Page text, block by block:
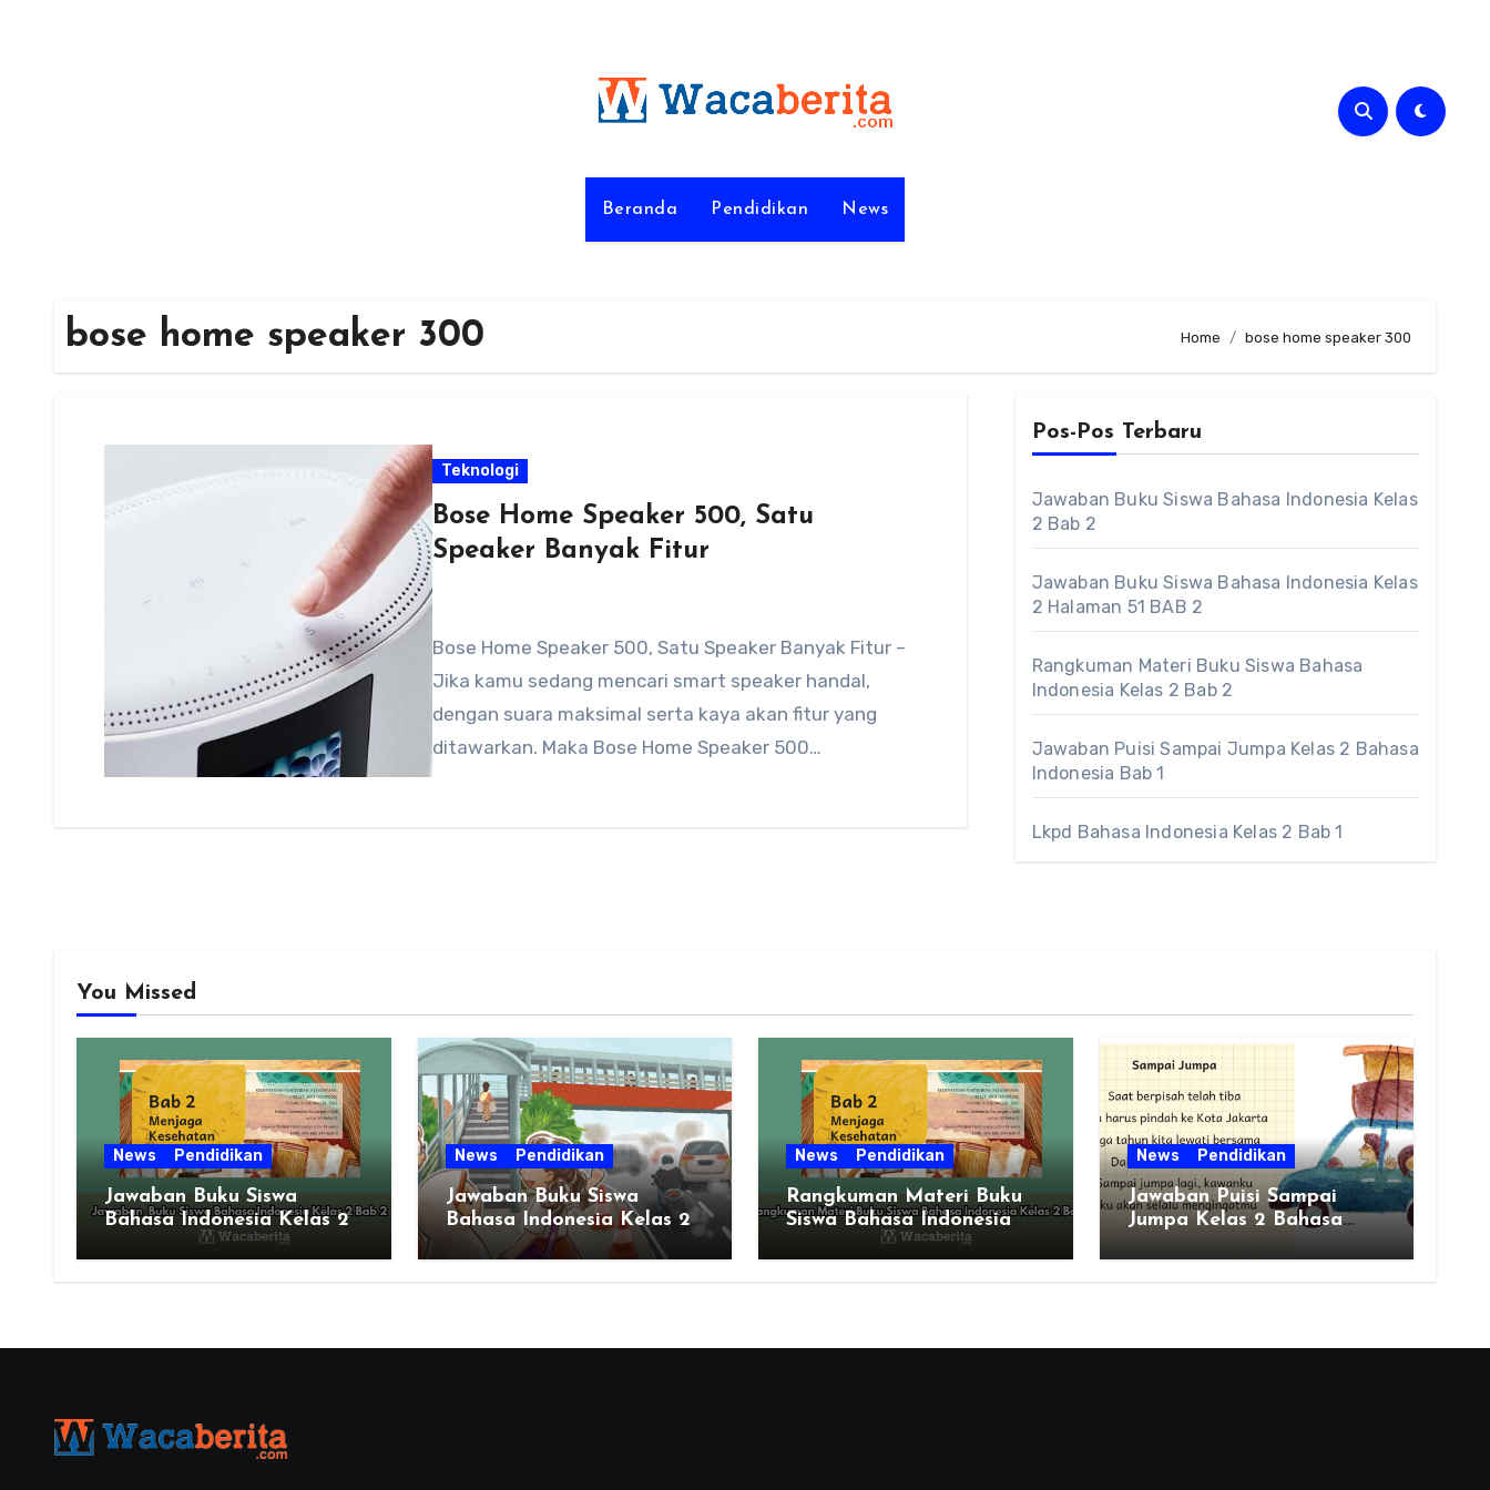
Beranda Pendidikan News
bose home speaker 300 Home bose home speaker 300
Teknologi
Bose Home Speaker 500, Satu
Speaker Banyak Fitur
Bose Home Speaker 500, Satu Speaker Banyak Fitur –
Jika kamu sedang mencari smart speaker handal,
dengan suara maksimal serta kaya akan fitur yang
ditawarkan. Maka Bose Home Speaker 500…
Pos-Pos Terbaru
Jawaban Buku Siswa Bahasa Indonesia Kelas
2 Bab 2
Jawaban Buku Siswa Bahasa Indonesia Kelas
2 Halaman 51 BAB 2
Rangkuman Materi Buku Siswa Bahasa
Indonesia Kelas 2 Bab 2
Jawaban Puisi Sampai Jumpa Kelas 2 Bahasa
Indonesia Bab 1
Lkpd Bahasa Indonesia Kelas 2 Bab 1
You Missed
News Pendidikan
Jawaban Buku Siswa
Bahasa Indonesia Kelas 2
News Pendidikan
Jawaban Buku Siswa
Bahasa Indonesia Kelas 2
Halaman 51 BAB 2
News Pendidikan
Rangkuman Materi Buku
Siswa Bahasa Indonesia
Kelas 2 Bab 2
News Pendidikan
Jawaban Puisi Sampai
Jumpa Kelas 2 Bahasa